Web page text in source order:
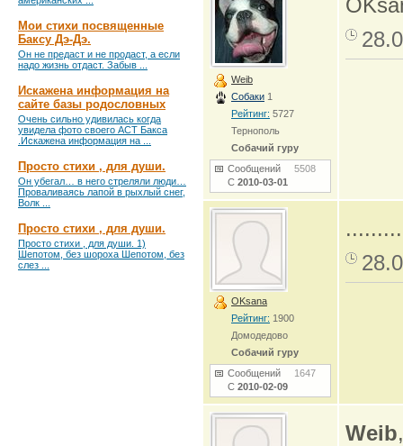
Мои стихи посвященные
Баксу Дэ-Дэ.
Он не предаст и не продаст, а если
надо жизнь отдаст. Забыв ...
Искажена информация на
сайте базы родословных
Очень сильно удивилась когда
увидела фото своего АСТ Бакса
.Искажена информация на ...
Просто стихи , для души.
Он убегал… в него стреляли люди…
Проваливаясь лапой в рыхлый снег,
Волк ...
Просто стихи , для души.
Просто стихи , для души. 1)
Шепотом, без шороха Шепотом, без
слез ...
Weib
Собаки 1
Рейтинг: 5727
Тернополь
Собачий гуру
Сообщений 5508
С 2010-03-01
OKsana
Рейтинг: 1900
Домодедово
Собачий гуру
Сообщений 1647
С 2010-02-09
Weib